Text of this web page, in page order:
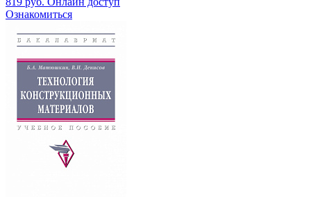
Ознакомиться